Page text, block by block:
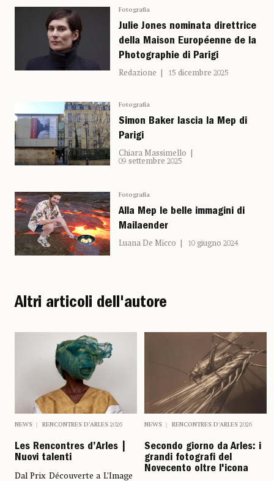
Fotografia
Julie Jones nominata direttrice
della Maison Européenne de la
Photographie di Parigi
Redazione 15 dicembre 2025
Fotografia
Simon Baker lascia la Mep di
Parigi
Chiara Massimello
09 settembre 2025
Fotografia
Alla Mep le belle immagini di
Mailaender
Luana De Micco 10 giugno 2024
Altri articoli dell'autore
NEWS RENCONTRES D’ARLES 2026
Les Rencontres d’Arles |
Nuovi talenti
Dal Prix Découverte a L’Image
NEWS RENCONTRES D’ARLES 2026
Secondo giorno da Arles: i
grandi fotografi del
Novecento oltre l'icona